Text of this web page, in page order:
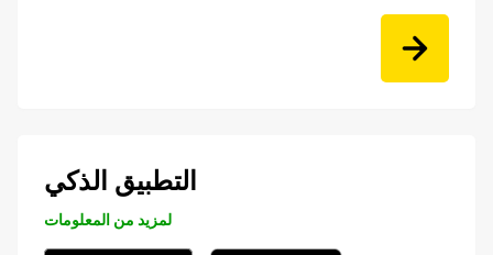
التطبيق الذكي
لمزيد من المعلومات